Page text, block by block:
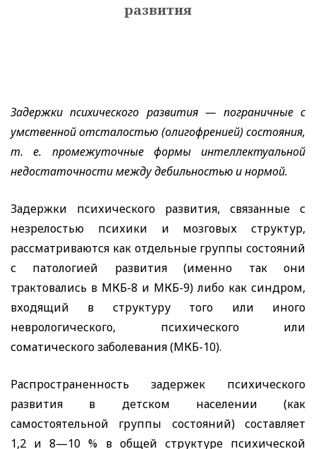
развития
Задержки психического развития — пограничные с
умственной отсталостью (олигофренией) состояния,
т. е. промежуточные формы интеллектуальной
недостаточности между дебильностью и нормой.
Задержки психического развития, связанные с
незрелостью психики и мозговых структур,
рассматриваются как отдельные группы состояний
с патологией развития (именно так они
трактовались в МКБ-8 и МКБ-9) либо как синдром,
входящий в структуру того или иного
неврологического, психического или
соматического заболевания (МКБ-10).
Распространенность задержек психического
развития в детском населении (как
самостоятельной группы состояний) составляет
1,2 и 8—10 % в общей структуре психической